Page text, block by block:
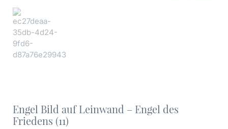
Engel Bild auf Leinwand – Engel des
Friedens (11)